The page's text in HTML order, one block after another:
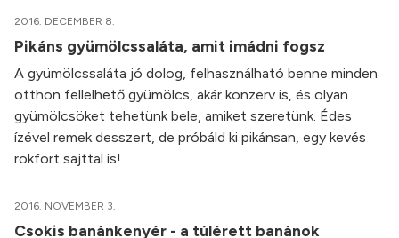
2016. DECEMBER 8.
Pikáns gyümölcssaláta, amit imádni fogsz
A gyümölcssaláta jó dolog, felhasználható benne minden
otthon fellelhető gyümölcs, akár konzerv is, és olyan
gyümölcsöket tehetünk bele, amiket szeretünk. Édes
ízével remek desszert, de próbáld ki pikánsan, egy kevés
rokfort sajttal is!
2016. NOVEMBER 3.
Csokis banánkenyér - a túlérett banánok